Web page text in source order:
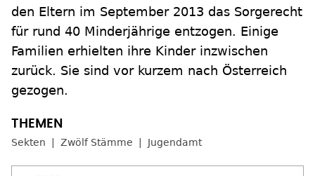
den Eltern im September 2013 das Sorgerecht
für rund 40 Minderjährige entzogen. Einige
Familien erhielten ihre Kinder inzwischen
zurück. Sie sind vor kurzem nach Österreich
gezogen.
Sekten Zwölf Stämme Jugendamt